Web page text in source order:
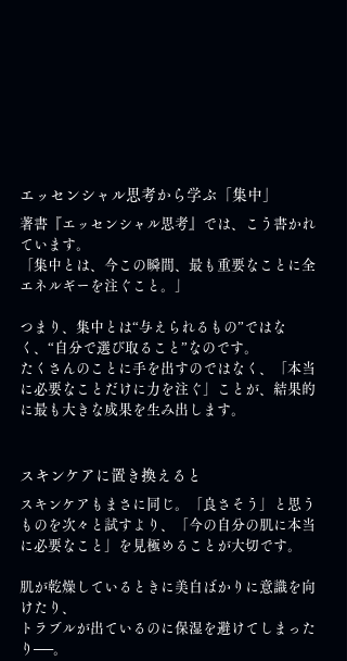
エッセンシャル思考から学ぶ「集中」
著書『エッセンシャル思考』では、こう書かれ
ています。
「集中とは、今この瞬間、最も重要なことに全
エネルギーを注ぐこと。」
つまり、集中とは“与えられるもの”ではな
く、“自分で選び取ること”なのです。
たくさんのことに手を出すのではなく、「本当
に必要なことだけに力を注ぐ」ことが、結果的
に最も大きな成果を生み出します。
スキンケアに置き換えると
スキンケアもまさに同じ。「良さそう」と思う
ものを次々と試すより、「今の自分の肌に本当
に必要なこと」を見極めることが大切です。
肌が乾燥しているときに美白ばかりに意識を向
けたり、
トラブルが出ているのに保湿を避けてしまった
り──。